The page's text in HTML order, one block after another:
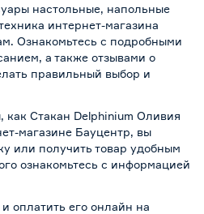
настольные, напольные
интернет-магазина
Ознакомьтесь с подробными
а также отзывами о
правильный выбор и
как Стакан Delphinium Оливия
магазине Бауцентр, вы
или получить товар удобным
ознакомьтесь с информацией
оплатить его онлайн на